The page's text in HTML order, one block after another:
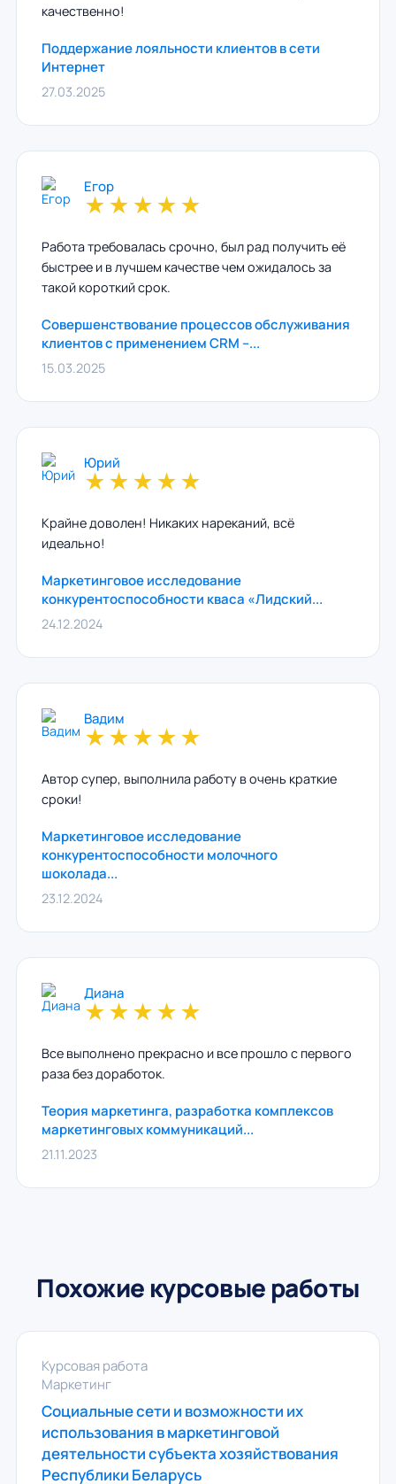
качественно!
Поддержание лояльности клиентов в сети
Интернет
27.03.2025
Егор
★★★★★
Работа требовалась срочно, был рад получить её
быстрее и в лучшем качестве чем ожидалось за
такой короткий срок.
Совершенствование процессов обслуживания
клиентов с применением CRM –...
15.03.2025
Юрий
★★★★★
Крайне доволен! Никаких нареканий, всё
идеально!
Маркетинговое исследование
конкурентоспособности кваса «Лидский...
24.12.2024
Вадим
★★★★★
Автор супер, выполнила работу в очень краткие
сроки!
Маркетинговое исследование
конкурентоспособности молочного
шоколада...
23.12.2024
Диана
★★★★★
Все выполнено прекрасно и все прошло с первого
раза без доработок.
Теория маркетинга, разработка комплексов
маркетинговых коммуникаций...
21.11.2023
Похожие курсовые работы
Курсовая работа
Маркетинг
Социальные сети и возможности их
использования в маркетинговой
деятельности субъекта хозяйствования
Республики Беларусь